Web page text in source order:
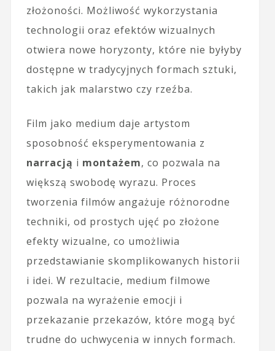
złożoności. Możliwość wykorzystania
technologii oraz efektów wizualnych
otwiera nowe horyzonty, które nie byłyby
dostępne w tradycyjnych formach sztuki,
takich jak malarstwo czy rzeźba.
Film jako medium daje artystom
sposobność eksperymentowania z
narracją i montażem, co pozwala na
większą swobodę wyrazu. Proces
tworzenia filmów angażuje różnorodne
techniki, od prostych ujęć po złożone
efekty wizualne, co umożliwia
przedstawianie skomplikowanych historii
i idei. W rezultacie, medium filmowe
pozwala na wyrażenie emocji i
przekazanie przekazów, które mogą być
trudne do uchwycenia w innych formach.